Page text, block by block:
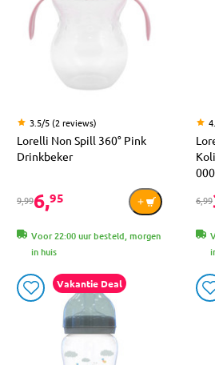
3.5/5 (2 reviews)
Lorelli Non Spill 360° Pink
Drinkbeker
9,996,95
Voor 22:00 uur besteld, morgen
in huis
6,99
Vakantie Deal